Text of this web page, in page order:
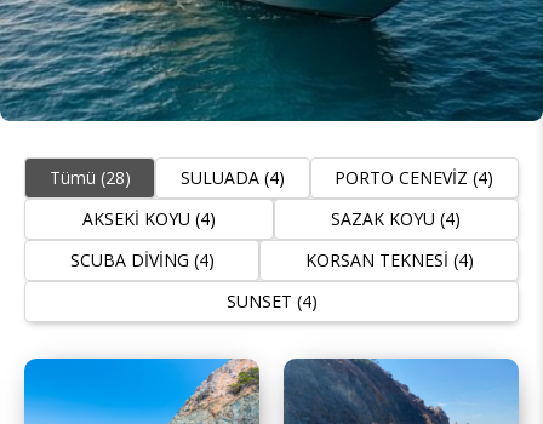
Tümü (28) SULUADA (4)
PORTO CENEVİZ (4)
AKSEKİ KOYU (4)
SAZAK KOYU (4)
SCUBA DİVİNG (4)
KORSAN TEKNESİ (4)
SUNSET (4)